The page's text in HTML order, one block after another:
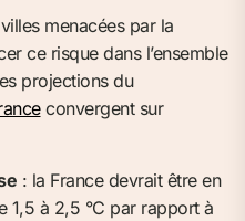
menacées par la
ce risque dans l’ensemble
projections du
convergent sur
: la France devrait être en
1,5 à 2,5 °C par rapport à